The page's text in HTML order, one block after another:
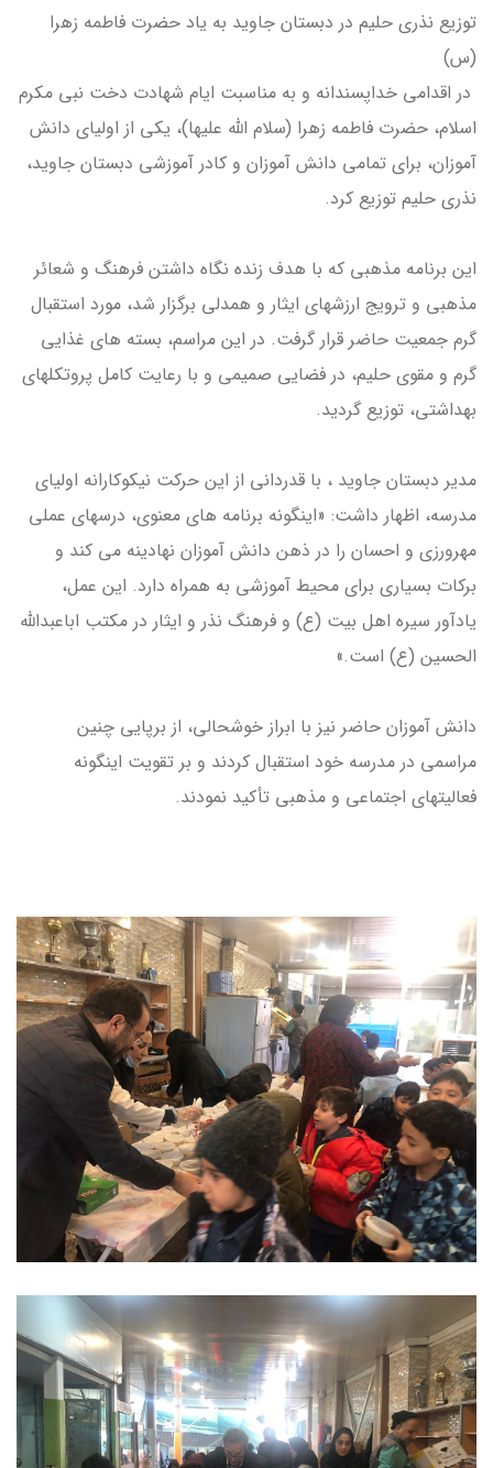
توزیع نذری حلیم در دبستان جاوید به یاد حضرت فاطمه زهرا
(س)
در اقدامی خداپسندانه و به مناسبت ایام شهادت دخت نبی مکرم
اسلام، حضرت فاطمه زهرا (سلام الله علیها)، یکی از اولیای دانش
آموزان، برای تمامی دانش آموزان و کادر آموزشی دبستان جاوید،
نذری حلیم توزیع کرد.
این برنامه مذهبی که با هدف زنده نگاه داشتن فرهنگ و شعائر
مذهبی و ترویج ارزشهای ایثار و همدلی برگزار شد، مورد استقبال
گرم جمعیت حاضر قرار گرفت. در این مراسم، بسته های غذایی
گرم و مقوی حلیم، در فضایی صمیمی و با رعایت کامل پروتکلهای
بهداشتی، توزیع گردید.
مدیر دبستان جاوید ، با قدردانی از این حرکت نیکوکارانه اولیای
مدرسه، اظهار داشت: «اینگونه برنامه های معنوی، درسهای عملی
مهرورزی و احسان را در ذهن دانش آموزان نهادینه می کند و
برکات بسیاری برای محیط آموزشی به همراه دارد. این عمل،
یادآور سیره اهل بیت (ع) و فرهنگ نذر و ایثار در مکتب اباعبدالله
الحسین (ع) است.»
دانش آموزان حاضر نیز با ابراز خوشحالی، از برپایی چنین
مراسمی در مدرسه خود استقبال کردند و بر تقویت اینگونه
فعالیتهای اجتماعی و مذهبی تأکید نمودند.